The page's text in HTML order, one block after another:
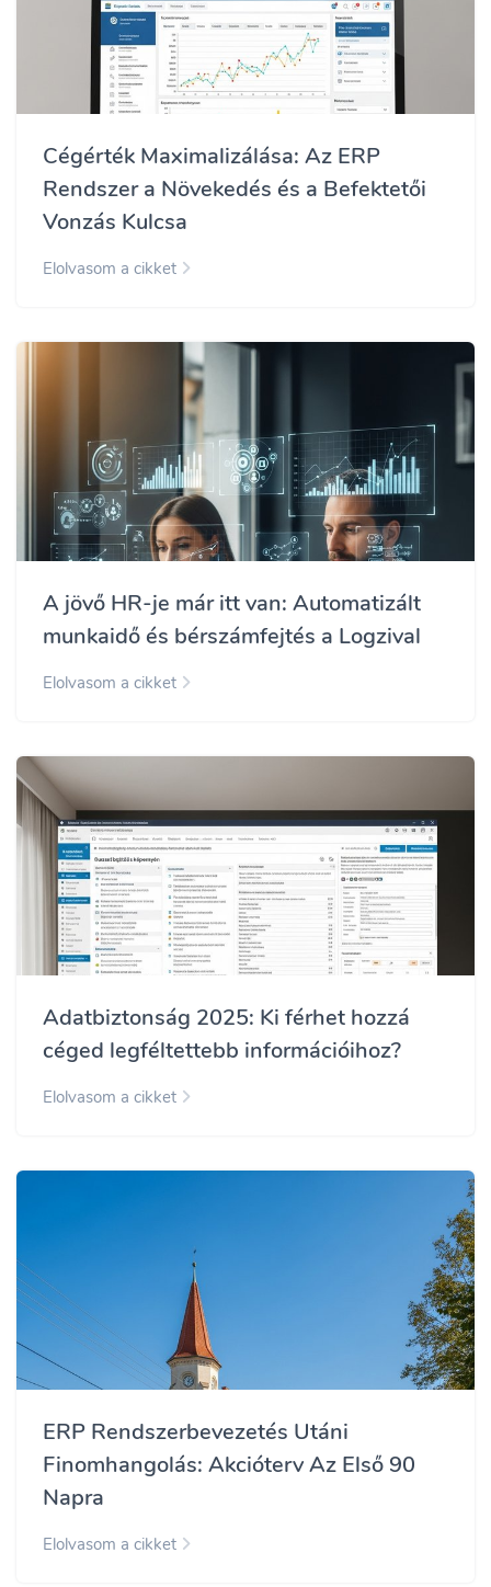
Cégérték Maximalizálása: Az ERP
Rendszer a Növekedés és a Befektetői
Vonzás Kulcsa
Elolvasom a cikket
A jövő HR-je már itt van: Automatizált
munkaidő és bérszámfejtés a Logzival
Elolvasom a cikket
Adatbiztonság 2025: Ki férhet hozzá
céged legféltettebb információihoz?
Elolvasom a cikket
ERP Rendszerbevezetés Utáni
Finomhangolás: Akcióterv Az Első 90
Napra
Elolvasom a cikket